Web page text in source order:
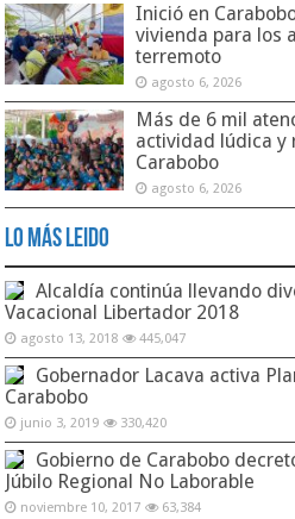
Inició en
vivienda para los
terremoto
agosto 6, 2026
Más de 6 mil
actividad lúdica y
Carabobo
agosto 6, 2026
Lo Más Leido
Alcaldía continúa llevando
Vacacional Libertador 2018
agosto 13, 2018 445,047
Gobernador Lacava activa
Carabobo
junio 3, 2019 330,420
Gobierno de Carabobo
Júbilo Regional No Laborable
noviembre 10, 2017 63,384